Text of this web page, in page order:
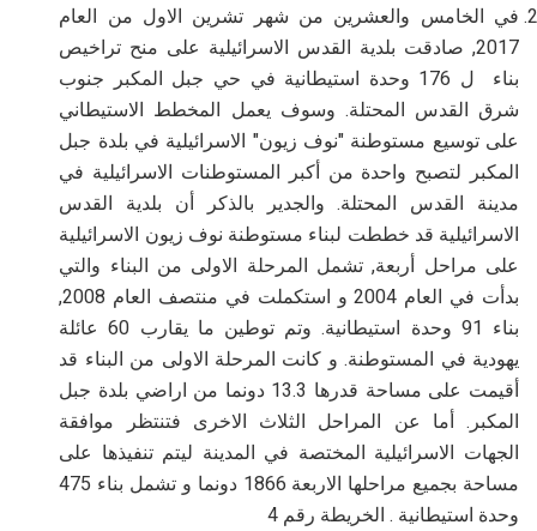
في الخامس والعشرين من شهر تشرين الاول من العام
2017, صادقت بلدية القدس الاسرائيلية على منح تراخيص
بناء ل 176 وحدة استيطانية في حي جبل المكبر جنوب
شرق القدس المحتلة. وسوف يعمل المخطط الاستيطاني
على توسيع مستوطنة "نوف زيون" الاسرائيلية في بلدة جبل
المكبر لتصبح واحدة من أكبر المستوطنات الاسرائيلية في
مدينة القدس المحتلة.والجدير بالذكر أن بلدية القدس
الاسرائيلية قد خططت لبناء مستوطنة نوف زيون الاسرائيلية
على مراحل أربعة, تشمل المرحلة الاولى من البناء والتي
بدأت في العام 2004 و استكملت في منتصف العام 2008,
بناء 91 وحدة استيطانية. وتم توطين ما يقارب 60 عائلة
يهودية في المستوطنة. و كانت المرحلة الاولى من البناء قد
أقيمت على مساحة قدرها 13.3 دونما من اراضي بلدة جبل
المكبر. أما عن المراحل الثلاث الاخرى فتنتظر موافقة
الجهات الاسرائيلية المختصة في المدينة ليتم تنفيذها على
مساحة بجميع مراحلها الاربعة 1866 دونما و تشمل بناء 475
وحدة استيطانية . الخريطة رقم 4